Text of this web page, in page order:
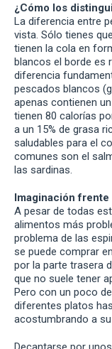
¿Cómo los
La diferencia entre
vista. Sólo tienes
tienen la cola en
blancos el borde es
diferencia
pescados blancos
apenas contienen
tienen 80 calorías
a un 15% de grasa
saludables para el
comunes son el
las sardinas.
Imaginación
A pesar de todas
alimentos más
problema de las
se puede comprar
por la parte trasera
que no suele tener
Pero con un poco
diferentes platos
acostumbrando a